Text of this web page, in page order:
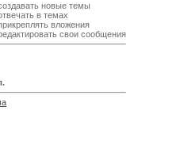
новые темы
в темах
вложения
свои сообщения